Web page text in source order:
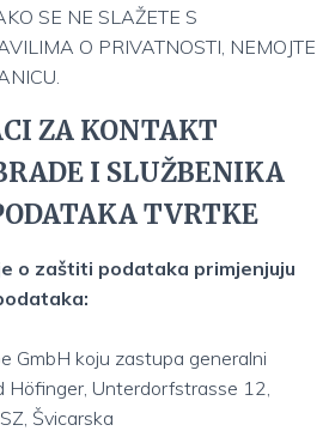
SE NE SLAŽETE S
O PRIVATNOSTI, NEMOJTE
ZA KONTAKT
I SLUŽBENIKA
TVRTKE
o zaštiti podataka primjenjuju
GmbH koju zastupa generalni
Höfinger, Unterdorfstrasse 12,
Švicarska